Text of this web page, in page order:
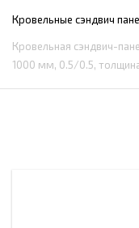
Кровельные сэндвич
Кровельная сэндвич-
1000 мм, 0.5/0.5,